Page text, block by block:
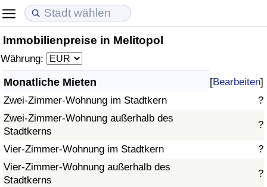
Immobilienpreise in Melitopol
Währung:
Monatliche Mieten [Bearbeiten]
Zwei-Zimmer-Wohnung im Stadtkern
?
Zwei-Zimmer-Wohnung außerhalb des
Stadtkerns
?
Vier-Zimmer-Wohnung im Stadtkern
?
Vier-Zimmer-Wohnung außerhalb des
Stadtkerns
?
Lebenshaltungskosten
Lebenshaltungskosten-Index (aktuell)
Lebenshaltungskosten-Index
Lebenshaltungskosten-Index nach Land
in Akaba
Immobilienpreise
Immobilienpreis-Index (aktuell)
Immobilienpreis-Index
Immobilienpreis-Index nach Land
Lebensqualität
Lebensqualität-Index
Lebensqualität-Index (aktuell)
Lebensqualitätsindex nach Land
Kriminalität